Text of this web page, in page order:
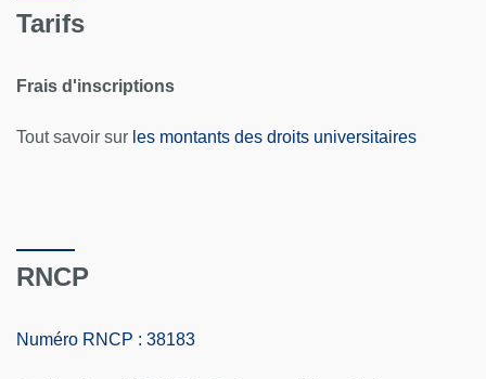
Tarifs
Frais d'inscriptions
Tout savoir sur les montants des droits universitaires
RNCP
Numéro RNCP : 38183